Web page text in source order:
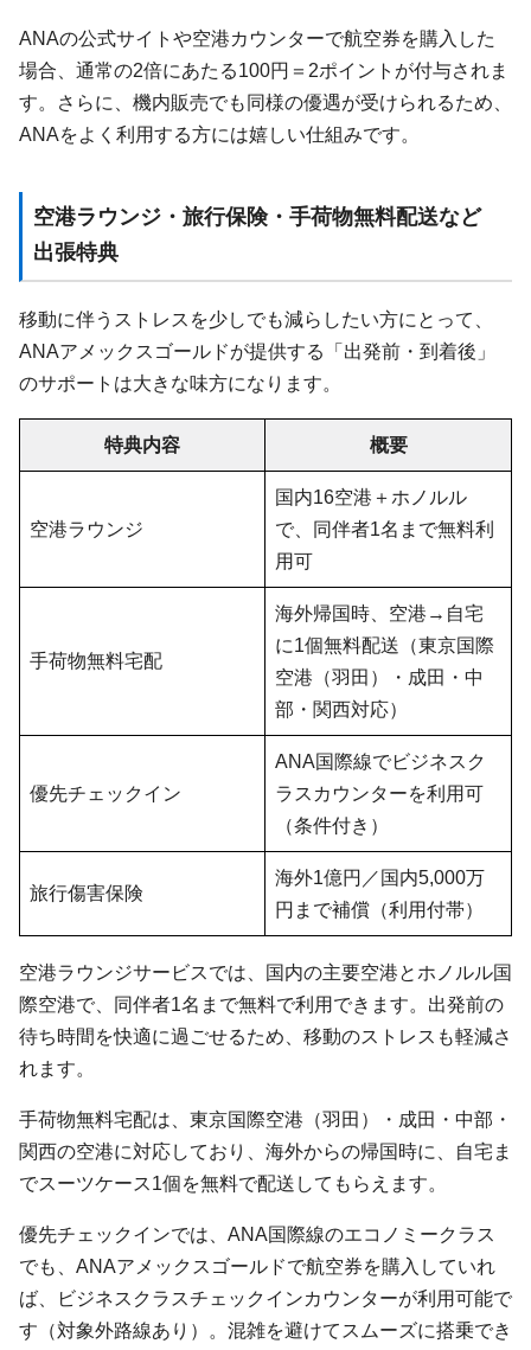
ANAの公式サイトや空港カウンターで航空券を購入した
場合、通常の2倍にあたる100円＝2ポイントが付与されま
す。さらに、機内販売でも同様の優遇が受けられるため、
ANAをよく利用する方には嬉しい仕組みです。
空港ラウンジ・旅行保険・手荷物無料配送など
出張特典
移動に伴うストレスを少しでも減らしたい方にとって、
ANAアメックスゴールドが提供する「出発前・到着後」
のサポートは大きな味方になります。
特典内容 概要
空港ラウンジ
国内16空港＋ホノルル
で、同伴者1名まで無料利
用可
手荷物無料宅配
海外帰国時、空港→自宅
に1個無料配送（東京国際
空港（羽田）・成田・中
部・関西対応）
優先チェックイン
ANA国際線でビジネスク
ラスカウンターを利用可
（条件付き）
旅行傷害保険
海外1億円／国内5,000万
円まで補償（利用付帯）
空港ラウンジサービスでは、国内の主要空港とホノルル国
際空港で、同伴者1名まで無料で利用できます。出発前の
待ち時間を快適に過ごせるため、移動のストレスも軽減さ
れます。
手荷物無料宅配は、東京国際空港（羽田）・成田・中部・
関西の空港に対応しており、海外からの帰国時に、自宅ま
でスーツケース1個を無料で配送してもらえます。
優先チェックインでは、ANA国際線のエコノミークラス
でも、ANAアメックスゴールドで航空券を購入していれ
ば、ビジネスクラスチェックインカウンターが利用可能で
す（対象外路線あり）。混雑を避けてスムーズに搭乗でき